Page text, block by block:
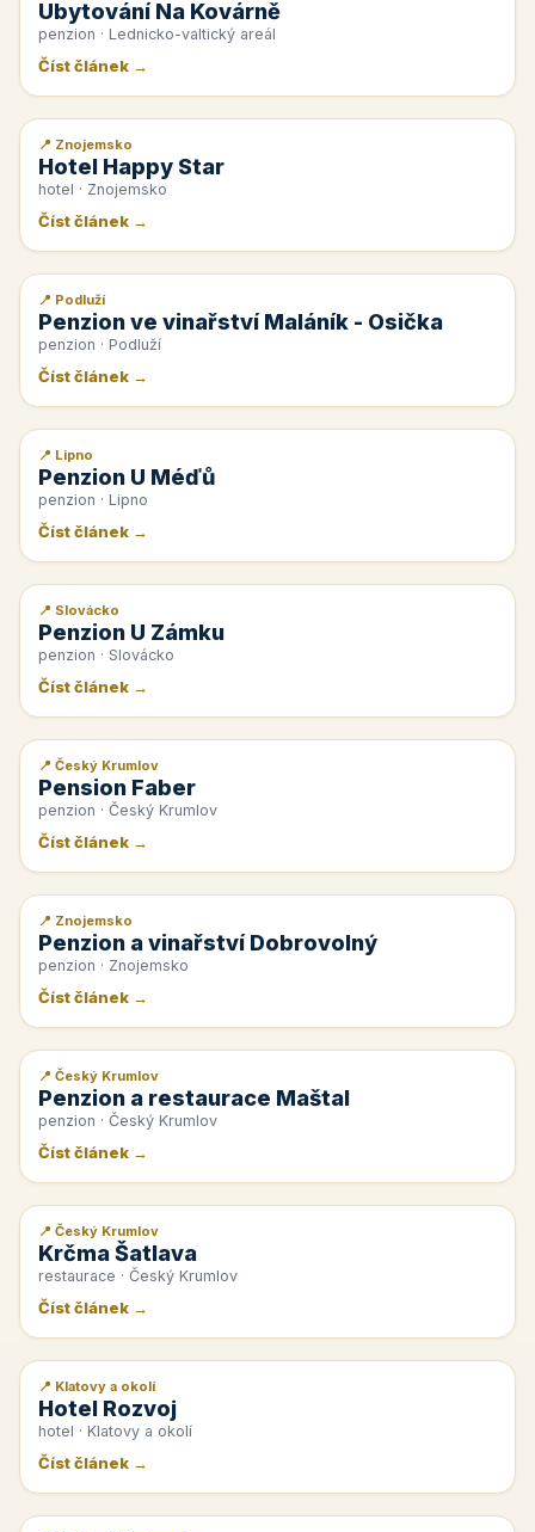
Ubytování Na Kovárně
penzion · Lednicko-valtický areál
Číst článek →
📰 PR článek
📍 Znojemsko
Hotel Happy Star
hotel · Znojemsko
Číst článek →
📰 PR článek
📍 Podluží
Penzion ve vinařství Maláník - Osička
penzion · Podluží
Číst článek →
📰 PR článek
📍 Lipno
Penzion U Méďů
penzion · Lipno
Číst článek →
📰 PR článek
📍 Slovácko
Penzion U Zámku
penzion · Slovácko
Číst článek →
📰 PR článek
📍 Český Krumlov
Pension Faber
penzion · Český Krumlov
Číst článek →
📰 PR článek
📍 Znojemsko
Penzion a vinařství Dobrovolný
penzion · Znojemsko
Číst článek →
📰 PR článek
📍 Český Krumlov
Penzion a restaurace Maštal
penzion · Český Krumlov
Číst článek →
📰 PR článek
📍 Český Krumlov
Krčma Šatlava
restaurace · Český Krumlov
Číst článek →
📰 PR článek
📍 Klatovy a okolí
Hotel Rozvoj
hotel · Klatovy a okolí
Číst článek →